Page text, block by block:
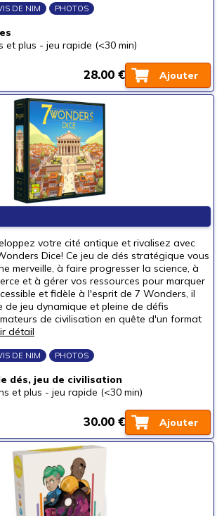
DE NIM PHOTOS
et plus - jeu rapide (<30 min)
Ajouter
28.00 €
votre cité antique et rivalisez avec
Dice! Ce jeu de dés stratégique vous
merveille, à faire progresser la science, à
et à gérer vos ressources pour marquer
et fidèle à l'esprit de 7 Wonders, il
de jeu dynamique et pleine de défis
de civilisation en quête d'un format
détail
DE NIM PHOTOS
dés, jeu de civilisation
et plus - jeu rapide (<30 min)
Ajouter
30.00 €